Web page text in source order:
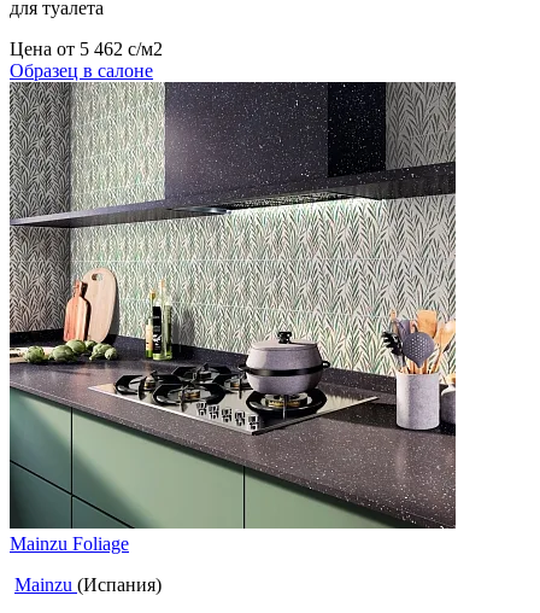
для туалета
Цена от 5 462 c/м2
Образец в салоне
Mainzu Foliage
Mainzu (Испания)